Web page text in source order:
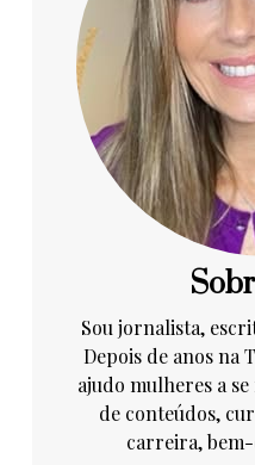
Sou jornalista,
Depois de anos na
ajudo mulheres a
de conteúdos,
carreira,